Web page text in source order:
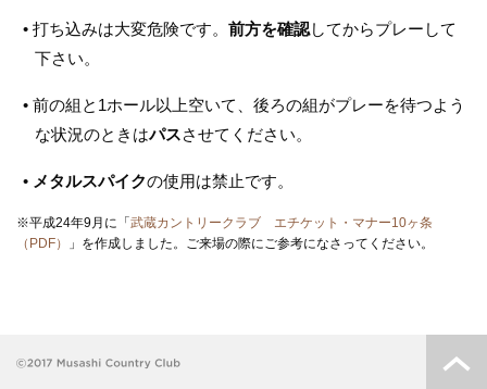
• 打ち込みは大変危険です。 前方を確認してからプレーして
下さい。
• 前の組と1ホール以上空いて、後ろの組がプレーを待つよう
な状況のときはパスさせてください。
• メタルスパイクの使用は禁止です。
※平成24年9月に「 武蔵カントリークラブ エチケット・マナー10ヶ条
（PDF）
」を作成しました。ご来場の際にご参考になさってください。